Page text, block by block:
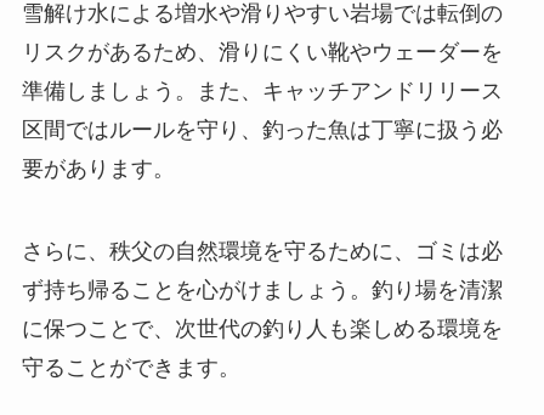
雪解け水による増水や滑りやすい岩場では転倒の
リスクがあるため、滑りにくい靴やウェーダーを
準備しましょう。また、キャッチアンドリリース
区間ではルールを守り、釣った魚は丁寧に扱う必
要があります。
さらに、秩父の自然環境を守るために、ゴミは必
ず持ち帰ることを心がけましょう。釣り場を清潔
に保つことで、次世代の釣り人も楽しめる環境を
守ることができます。